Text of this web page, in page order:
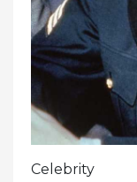
Celebrity